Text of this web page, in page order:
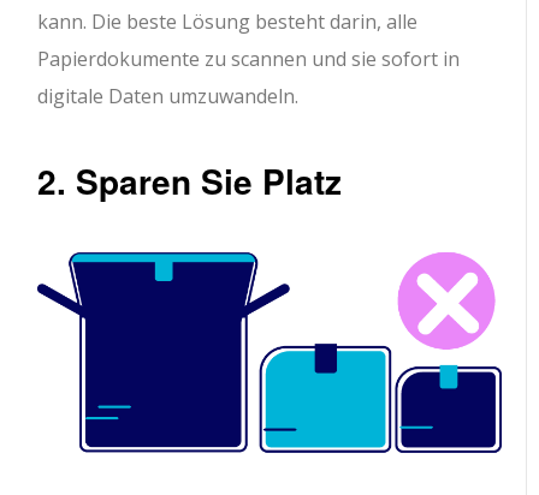
kann. Die beste Lösung besteht darin, alle
Papierdokumente zu scannen und sie sofort in
digitale Daten umzuwandeln.
2. Sparen Sie Platz